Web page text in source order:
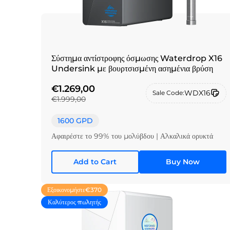
Σύστημα αντίστροφης όσμωσης Waterdrop X16
Undersink με βουρτσισμένη ασημένια βρύση
€1.269,00
€1.999,00
Sale Code:WDX16
1600 GPD
Αφαιρέστε το 99% του μολύβδου | Αλκαλικά ορυκτά
Add to Cart Buy Now
Εξοικονομήστε€370
Καλύτερος πωλητής